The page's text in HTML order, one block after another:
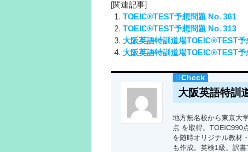
[関連記事]
TOEIC®TEST予想問題 No. 361
TOEIC®TEST予想問題 No. 313
大阪英語特訓道場TOEIC®TEST
大阪英語特訓道場TOEIC®TEST
大阪英語特訓
地方無名校から東京大
点 を取得。TOEIC990
を随時オリジナル教材
も作成。英検1級。訳書